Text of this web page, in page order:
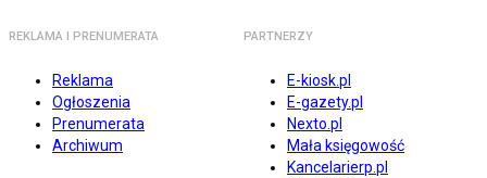
REKLAMA I PRENUMERATA
Reklama
Ogłoszenia
Prenumerata
Archiwum
PARTNERZY
E-kiosk.pl
E-gazety.pl
Nexto.pl
Mała księgowość
Kancelarierp.pl